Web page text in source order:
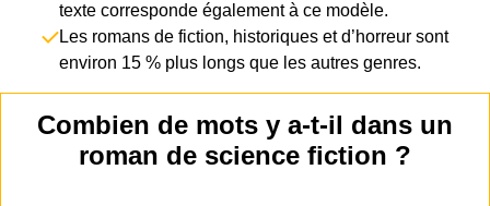
texte corresponde également à ce modèle.
Les romans de fiction, historiques et d’horreur sont
environ 15 % plus longs que les autres genres.
Combien de mots y a-t-il dans un
roman de science fiction ?